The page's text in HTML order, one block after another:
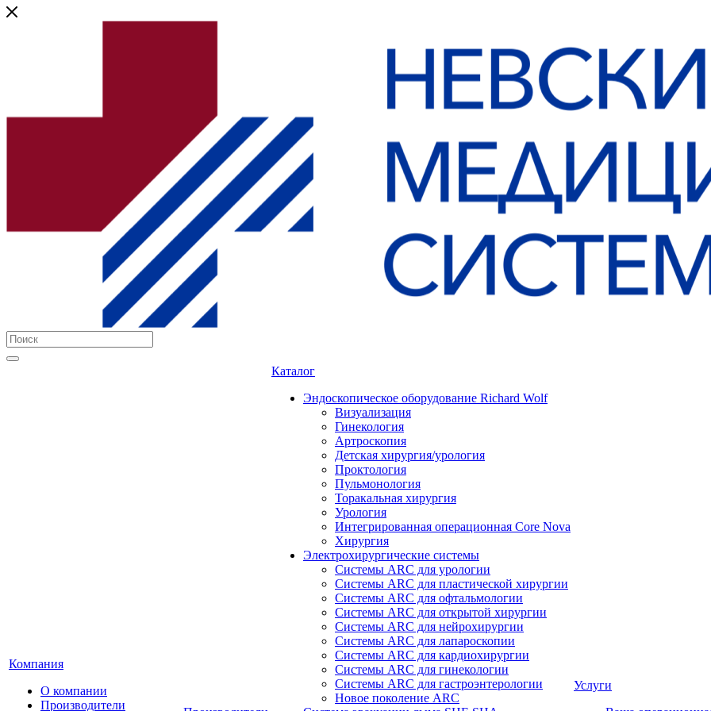
Компания
О компании
Производители
Каталог
Эндоскопическое оборудование Richard Wolf
Визуализация
Гинекология
Артроскопия
Детская хирургия/урология
Проктология
Пульмонология
Торакальная хирургия
Урология
Интегрированная операционная Core Nova
Хирургия
Электрохирургические системы
Системы ARC для урологии
Системы ARC для пластической хирургии
Системы ARC для офтальмологии
Системы ARC для открытой хирургии
Системы ARC для нейрохирургии
Системы ARC для лапароскопии
Системы ARC для кардиохирургии
Системы ARC для гинекологии
Системы ARC для гастроэнтерологии
Новое поколение ARC
Услуги